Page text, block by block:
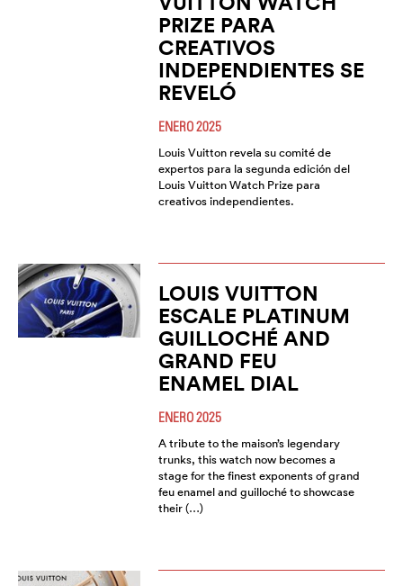
PRIZE PARA
CREATIVOS
INDEPENDIENTES SE
REVELÓ
ENERO 2025
Louis Vuitton revela su comité de
expertos para la segunda edición del
Louis Vuitton Watch Prize para
creativos independientes.
LOUIS VUITTON
ESCALE PLATINUM
GUILLOCHÉ AND
GRAND FEU
ENAMEL DIAL
ENERO 2025
A tribute to the maison’s legendary
trunks, this watch now becomes a
stage for the finest exponents of grand
feu enamel and guilloché to showcase
their (…)